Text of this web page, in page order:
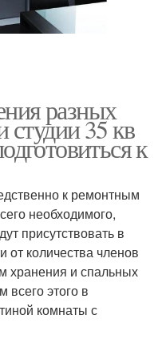
разных
студии 35 кв
к
к ремонтным
необходимого,
присутствовать в
от количества членов
хранения и спальных
всего этого в
комнаты с